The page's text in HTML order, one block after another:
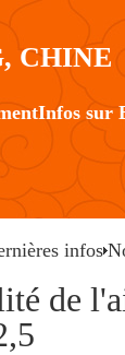
CHINE
Infos sur
infos
de